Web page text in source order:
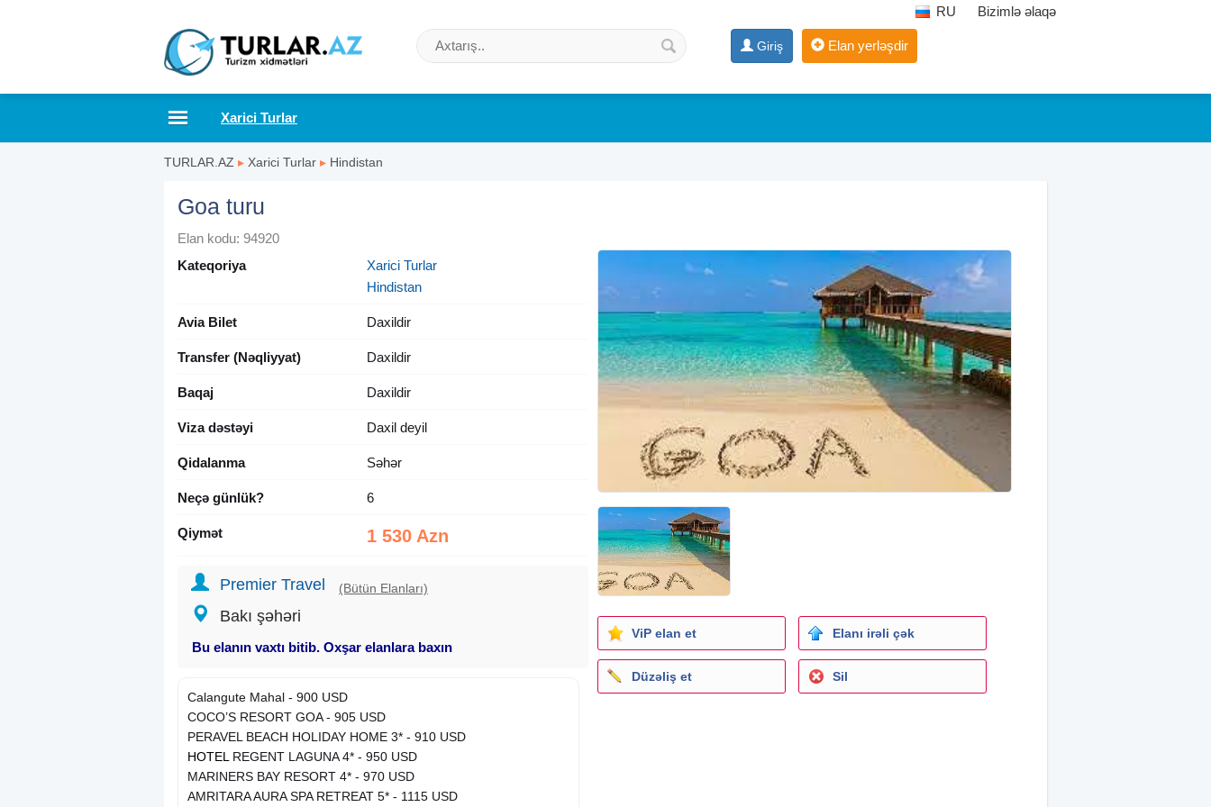
RU Bizimlə əlaqə
Giriş Elan yerləşdir
Xarici Turlar
TURLAR.AZ ▸ Xarici Turlar ▸ Hindistan
Goa turu
Elan kodu: 94920
Kateqoriya
Xarici Turlar
Hindistan
Avia Bilet Daxildir
Transfer (Nəqliyyat) Daxildir
Baqaj Daxildir
Viza dəstəyi Daxil deyil
Qidalanma Səhər
Neçə günlük? 6
Qiymət 1 530 Azn
Premier Travel (Bütün Elanları)
Bakı şəhəri
Bu elanın vaxtı bitib. Oxşar elanlara baxın
Calangute Mahal - 900 USD
COCO’S RESORT GOA - 905 USD
PERAVEL BEACH HOLIDAY HOME 3* - 910 USD
HOTELREGENT LAGUNA 4* - 950 USD
MARINERS BAY RESORT 4* - 970 USD
AMRITARA AURA SPA RETREAT 5* - 1115 USD
ViP elan et Elanı irəli çək
Düzəliş et Sil